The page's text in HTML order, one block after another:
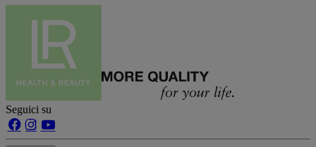
Seguici su